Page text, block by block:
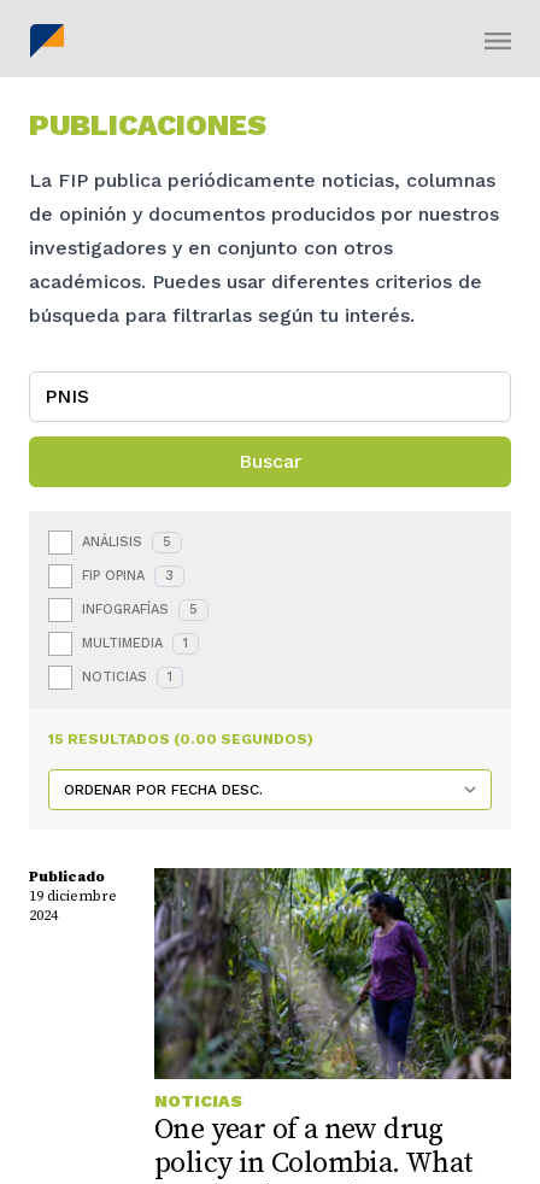
PUBLICACIONES
La FIP publica periódicamente noticias, columnas
de opinión y documentos producidos por nuestros
investigadores y en conjunto con otros
académicos. Puedes usar diferentes criterios de
búsqueda para filtrarlas según tu interés.
Buscar
ANÁLISIS 5
FIP OPINA 3
INFOGRAFÍAS 5
MULTIMEDIA 1
NOTICIAS 1
15 RESULTADOS (0.00 SEGUNDOS)
Publicado
19 diciembre
2024
NOTICIAS
One year of a new drug
policy in Colombia. What